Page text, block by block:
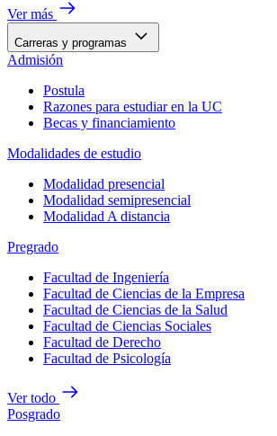
Ver más
Carreras y programas
Admisión
Postula
Razones para estudiar en la UC
Becas y financiamiento
Modalidades de estudio
Modalidad presencial
Modalidad semipresencial
Modalidad A distancia
Pregrado
Facultad de Ingeniería
Facultad de Ciencias de la Empresa
Facultad de Ciencias de la Salud
Facultad de Ciencias Sociales
Facultad de Derecho
Facultad de Psicología
Ver todo
Posgrado